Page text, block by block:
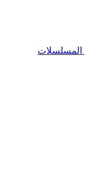
المسلسلات